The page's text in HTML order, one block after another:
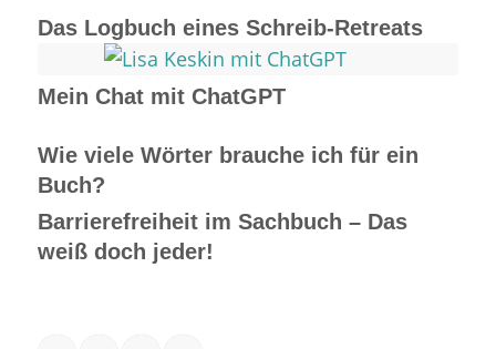
Das Logbuch eines Schreib-Retreats
Mein Chat mit ChatGPT
Wie viele Wörter brauche ich für ein
Buch?
Barrierefreiheit im Sachbuch – Das
weiß doch jeder!